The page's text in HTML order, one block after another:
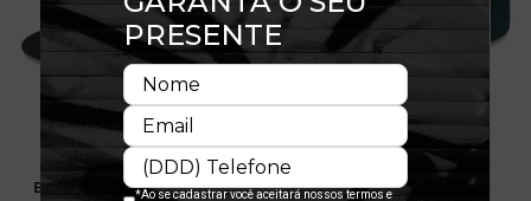
Boné 59FIFTY Essentials
Boné 59FIFTY Essentials